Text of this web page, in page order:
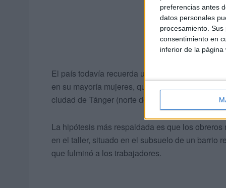
preferencias antes
datos personales
procesamiento.
consentimiento en
inferior de la página
El país todavía recuerda uno de sus peores
en su mayoría mujeres, que trabajaban en un
ciudad de Tánger (norte del país).
La hipótesis más respaldada es que los
en el taller, situado en el subsuelo de un barrio
que fulminó a los trabajadores.